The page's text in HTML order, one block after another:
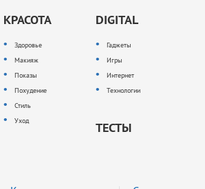
КРАСОТА
Здоровье
Макияж
Показы
Похудение
Стиль
Уход
DIGITAL
Гаджеты
Игры
Интернет
Технологии
ТЕСТЫ